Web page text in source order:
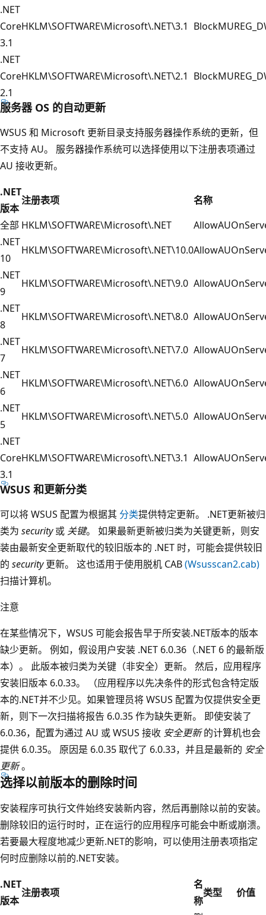
.NET
Core
3.1
HKLM\SOFTWARE\Microsoft\.NET\3.1 BlockMU
.NET
Core
2.1
HKLM\SOFTWARE\Microsoft\.NET\2.1 BlockMU
服务器 OS 的自动更新
WSUS 和 Microsoft 更新目录支持服务器操作系统的更新，但
不支持 AU。 服务器操作系统可以选择使用以下注册表项通过
AU 接收更新。
.NET
版本
注册表项
名称
全部 HKLM\SOFTWARE\Microsoft\.NET
.NET
10
HKLM\SOFTWARE\Microsoft\.NET\10.0
.NET
9
HKLM\SOFTWARE\Microsoft\.NET\9.0
.NET
8
HKLM\SOFTWARE\Microsoft\.NET\8.0
.NET
7
HKLM\SOFTWARE\Microsoft\.NET\7.0
.NET
6
HKLM\SOFTWARE\Microsoft\.NET\6.0
.NET
5
HKLM\SOFTWARE\Microsoft\.NET\5.0
.NET
Core
3.1
HKLM\SOFTWARE\Microsoft\.NET\3.1
WSUS 和更新分类
可以将 WSUS 配置为根据其 分类提供特定更新。 .NET更新被归
类为 security或 关键。 如果最新更新被归类为关键更新，则安
装由最新安全更新取代的较旧版本的 .NET 时，可能会提供较旧
的 security更新。 这也适用于使用脱机 CAB(Wsusscan2.cab)
扫描计算机。
注意
在某些情况下，WSUS 可能会报告早于所安装.NET版本的版本
缺少更新。 例如，假设用户安装 .NET 6.0.36（.NET 6 的最新版
本）。 此版本被归类为关键（非安全）更新。 然后，应用程序
安装旧版本 6.0.33。 （应用程序以先决条件的形式包含特定版
本的.NET并不少见。如果管理员将 WSUS 配置为仅提供安全更
新，则下一次扫描将报告 6.0.35 作为缺失更新。 即使安装了
6.0.36，配置为通过 AU 或 WSUS 接收 安全更新的计算机也会
提供 6.0.35。 原因是 6.0.35 取代了 6.0.33，并且是最新的 安全
更新。
选择以前版本的删除时间
安装程序可执行文件始终安装新内容，然后再删除以前的安装。
删除较旧的运行时时，正在运行的应用程序可能会中断或崩溃。
若要最大程度地减少更新.NET的影响，可以使用注册表项指定
何时应删除以前的.NET安装。
.NET
版本
注册表项
名
称
类型
价值